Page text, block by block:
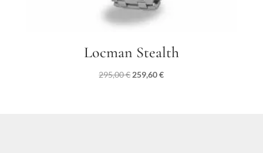
Locman Stealth
295,00€ Il
259,60€Il